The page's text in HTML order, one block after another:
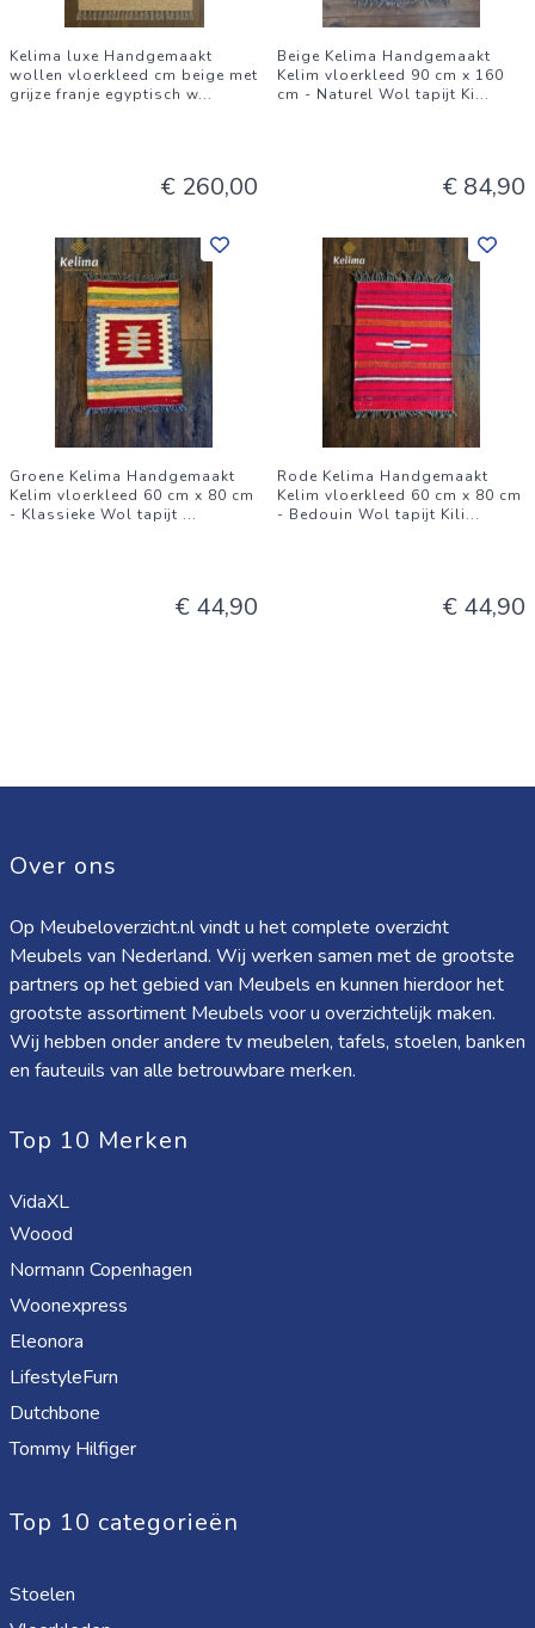
Kelima luxe Handgemaakt
wollen vloerkleed cm beige met
grijze franje egyptisch w...
€ 260,00
Beige Kelima Handgemaakt
Kelim vloerkleed 90 cm x 160
cm - Naturel Wol tapijt Ki...
€ 84,90
Groene Kelima Handgemaakt
Kelim vloerkleed 60 cm x 80 cm
- Klassieke Wol tapijt ...
€ 44,90
Rode Kelima Handgemaakt
Kelim vloerkleed 60 cm x 80 cm
- Bedouin Wol tapijt Kili...
€ 44,90
Over ons
Op Meubeloverzicht.nl vindt u het complete overzicht
Meubels van Nederland. Wij werken samen met de grootste
partners op het gebied van Meubels en kunnen hierdoor het
grootste assortiment Meubels voor u overzichtelijk maken.
Wij hebben onder andere tv meubelen, tafels, stoelen, banken
en fauteuils van alle betrouwbare merken.
Top 10 Merken
VidaXL
Woood
Normann Copenhagen
Woonexpress
Eleonora
LifestyleFurn
Dutchbone
Tommy Hilfiger
Top 10 categorieën
Stoelen